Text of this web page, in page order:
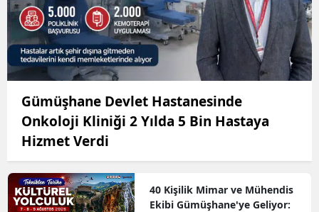
Gümüşhane Devlet Hastanesinde
Onkoloji Kliniği 2 Yılda 5 Bin Hastaya
Hizmet Verdi
40 Kişilik Mimar ve Mühendis
Ekibi Gümüşhane'ye Geliyor: